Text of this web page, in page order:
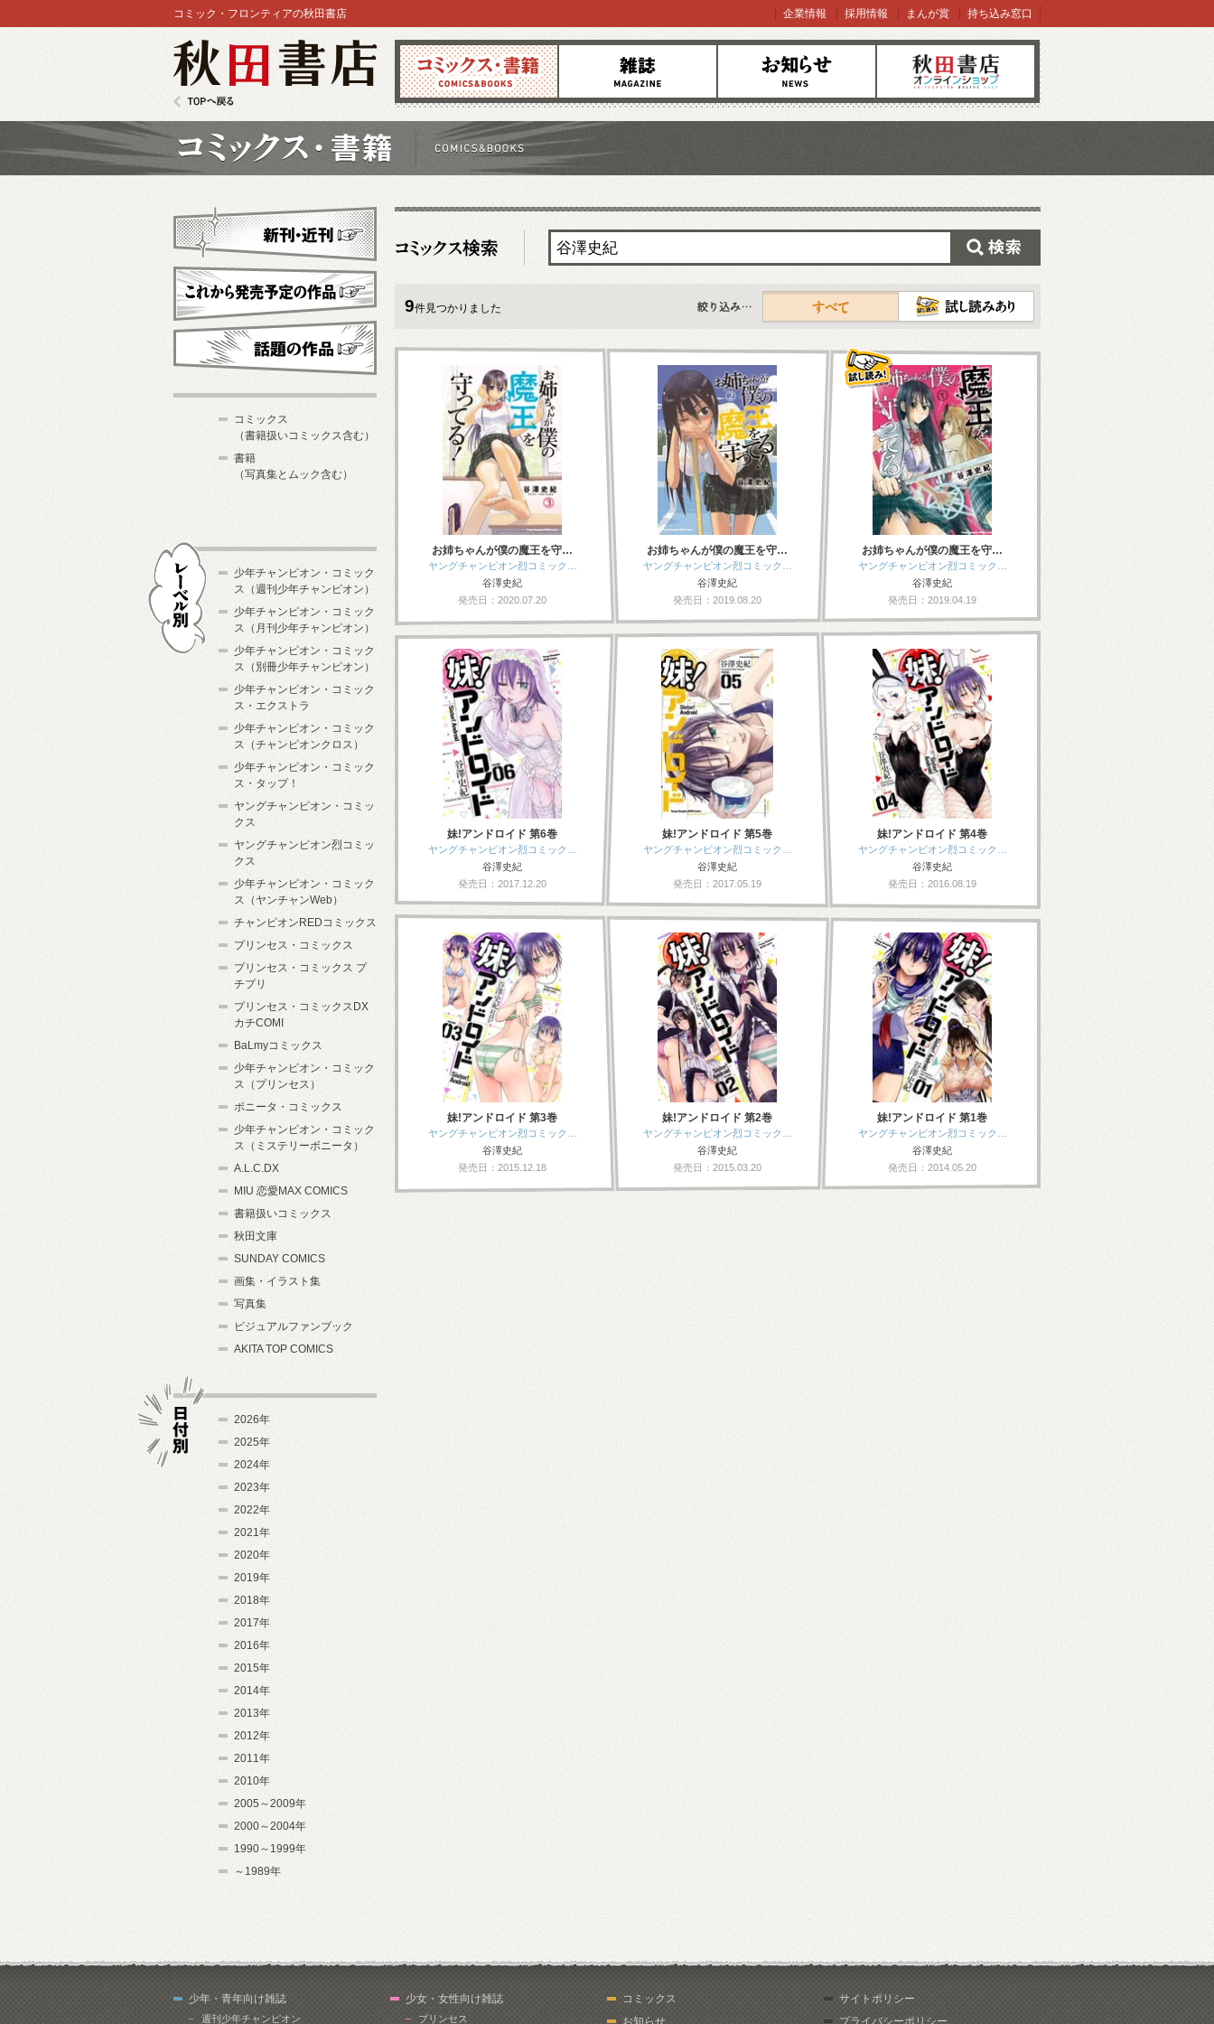
コミックス 雑誌 お知らせ オンラインショップ
コミック・フロンティアの秋田書店 企業情報 採用情報 まんが賞 持ち込み窓口
9件見つかりました
すべて
お姉ちゃんが僕の魔王を守…
ヤングチャンピオン烈コミック…
谷澤史紀
発売日：2020.07.20
お姉ちゃんが僕の魔王を守…
ヤングチャンピオン烈コミック…
谷澤史紀
発売日：2019.08.20
お姉ちゃんが僕の魔王を守…
ヤングチャンピオン烈コミック…
谷澤史紀
発売日：2019.04.19
妹!アンドロイド 第6巻
ヤングチャンピオン烈コミック…
谷澤史紀
発売日：2017.12.20
妹!アンドロイド 第5巻
ヤングチャンピオン烈コミック…
谷澤史紀
発売日：2017.05.19
妹!アンドロイド 第4巻
ヤングチャンピオン烈コミック…
谷澤史紀
発売日：2016.08.19
妹!アンドロイド 第3巻
ヤングチャンピオン烈コミック…
谷澤史紀
発売日：2015.12.18
妹!アンドロイド 第2巻
ヤングチャンピオン烈コミック…
谷澤史紀
発売日：2015.03.20
妹!アンドロイド 第1巻
ヤングチャンピオン烈コミック…
谷澤史紀
発売日：2014.05.20
新刊・近刊
これから発売予定
コミックス
（書籍扱いコミックス含む）
書籍
（写真集とムック含む）
少年チャンピオン・コミック
ス（週刊少年チャンピオン）
少年チャンピオン・コミック
ス（月刊少年チャンピオン）
少年チャンピオン・コミック
ス（別冊少年チャンピオン）
少年チャンピオン・コミック
ス・エクストラ
少年チャンピオン・コミック
ス（チャンピオンクロス）
少年チャンピオン・コミック
ス・タップ！
ヤングチャンピオン・コミッ
クス
ヤングチャンピオン烈コミッ
クス
少年チャンピオン・コミック
ス（ヤンチャンWeb）
チャンピオンREDコミックス
プリンセス・コミックス
プリンセス・コミックス プ
チプリ
プリンセス・コミックスDX
カチCOMI
BaLmyコミックス
少年チャンピオン・コミック
ス（プリンセス）
ボニータ・コミックス
少年チャンピオン・コミック
ス（ミステリーボニータ）
A.L.C.DX
MIU 恋愛MAX COMICS
書籍扱いコミックス
秋田文庫
SUNDAY COMICS
画集・イラスト集
写真集
ビジュアルファンブック
AKITA TOP COMICS
2026年
2025年
2024年
2023年
2022年
2021年
2020年
2019年
2018年
2017年
2016年
2015年
2014年
2013年
2012年
2011年
2010年
2005～2009年
2000～2004年
1990～1999年
～1989年
少年・青年向け雑誌
週刊少年チャンピオン
少女・女性向け雑誌
プリンセス
コミックス
お知らせ
サイトポリシー
プライバシーポリシー